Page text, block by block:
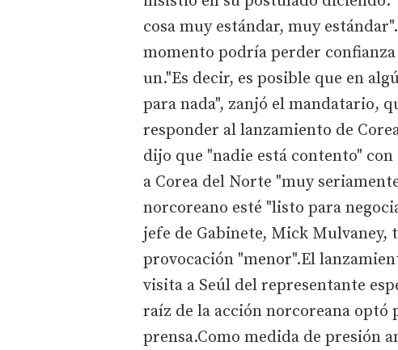
cosa muy estándar, muy
momento podría perder
un."Es decir, es posible que en
para nada", zanjó el mandatario,
responder al lanzamiento de
dijo que "nadie está contento"
a Corea del Norte "muy
norcoreano esté "listo para
jefe de Gabinete, Mick Mulvaney,
provocación "menor".El
visita a Seúl del representante
raíz de la acción norcoreana optó
prensa.Como medida de presión